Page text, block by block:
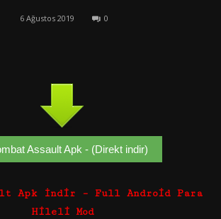
6 Ağustos 2019 0
Assault Apk - (Direkt indir)
Apk İndir – Full Android Para
Hileli Mod